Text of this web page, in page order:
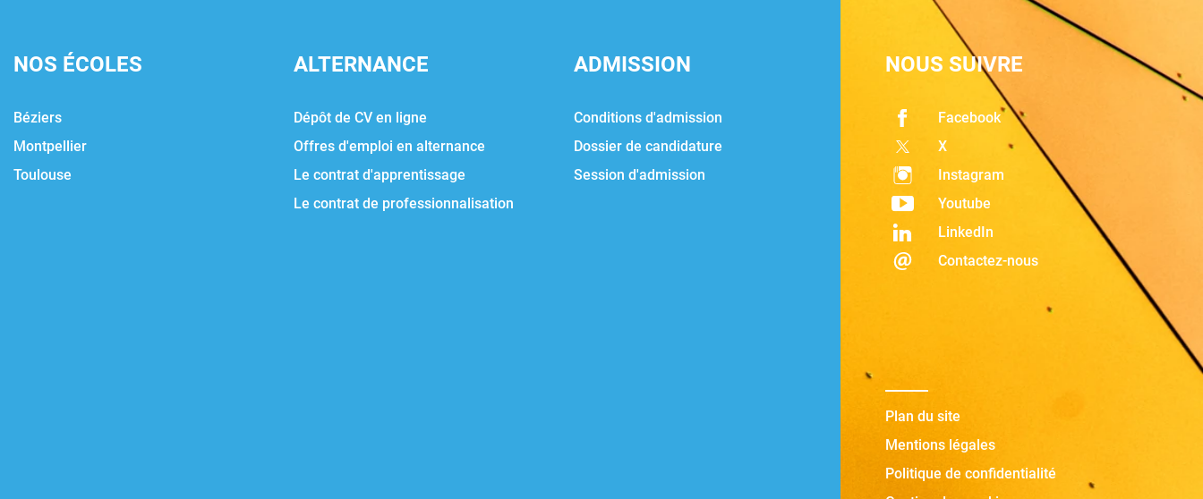
NOS ÉCOLES
Béziers
Montpellier
Toulouse
ALTERNANCE
Dépôt de CV en ligne
Offres d'emploi en alternance
Le contrat d'apprentissage
Le contrat de professionnalisation
ADMISSION
Conditions d'admission
Dossier de candidature
Session d'admission
NOUS SUIVRE
Facebook
X
Instagram
Youtube
LinkedIn
Contactez-nous
Plan du site
Mentions légales
Politique de confidentialité